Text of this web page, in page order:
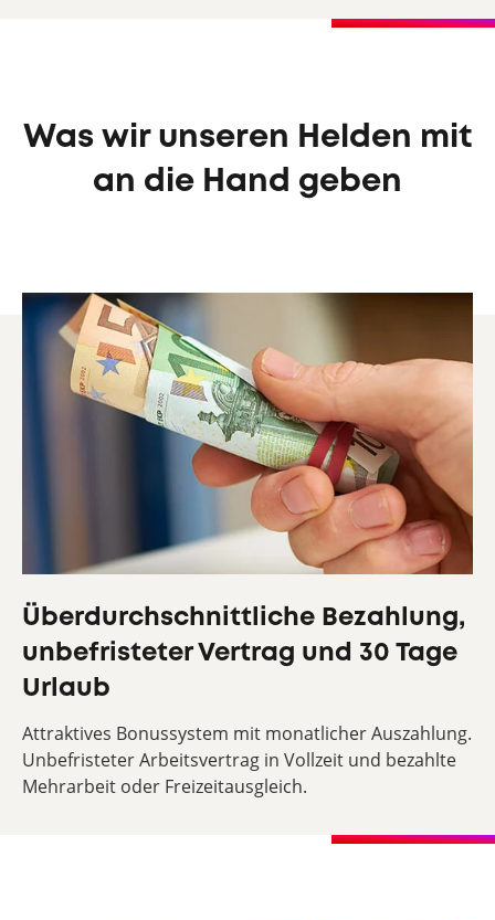
Was wir unseren Helden mit
an die Hand geben
Überdurchschnittliche Bezahlung,
unbefristeter Vertrag und 30 Tage
Urlaub
Attraktives Bonussystem mit monatlicher Auszahlung.
Unbefristeter Arbeitsvertrag in Vollzeit und bezahlte
Mehrarbeit oder Freizeitausgleich.